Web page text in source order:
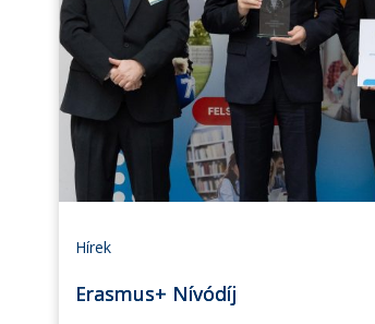
Hírek
Erasmus+ Nívódíj